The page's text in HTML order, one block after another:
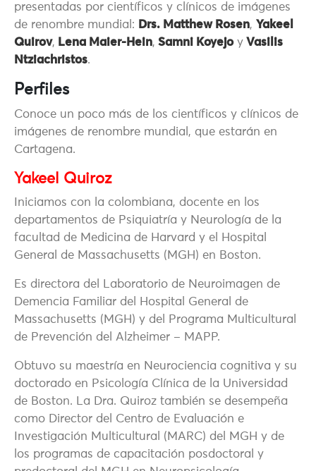
presentadas por científicos y clínicos de imágenes
de renombre mundial: Drs. Matthew Rosen, Yakeel
Quirov, Lena Maier-Hein, Samni Koyejoy Vasilis
Ntziachristos.
Perfiles
Conoce un poco más de los científicos y clínicos de
imágenes de renombre mundial, que estarán en
Cartagena.
Yakeel Quiroz
Iniciamos con la colombiana, docente en los
departamentos de Psiquiatría y Neurología de la
facultad de Medicina de Harvard y el Hospital
General de Massachusetts (MGH) en Boston.
Es directora del Laboratorio de Neuroimagen de
Demencia Familiar del Hospital General de
Massachusetts (MGH) y del Programa Multicultural
de Prevención del Alzheimer – MAPP.
Obtuvo su maestría en Neurociencia cognitiva y su
doctorado en Psicología Clínica de la Universidad
de Boston. La Dra. Quiroz también se desempeña
como Director del Centro de Evaluación e
Investigación Multicultural (MARC) del MGH y de
los programas de capacitación posdoctoral y